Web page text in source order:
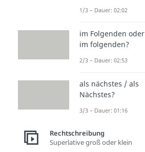
1/3 – Dauer: 02:02
im Folgenden oder
im folgenden?
2/3 – Dauer: 02:53
als nächstes / als
Nächstes?
3/3 – Dauer: 01:16
Rechtschreibung
Superlative groß oder klein